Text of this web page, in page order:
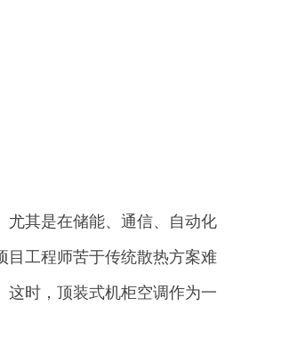
尤其是在储能、通信、自动化
目工程师苦于传统散热方案难
时，顶装式机柜空调作为一